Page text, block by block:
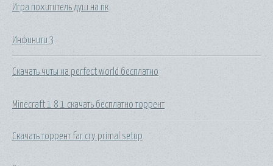
Игра похититель душ на пк
Инфинити 3
Скачать читы на perfect world бесплатно
Minecraft 1 8 1 скачать бесплатно торрент
Скачать торрент far cry primal setup